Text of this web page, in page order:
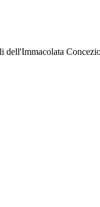
dell'Immacolata